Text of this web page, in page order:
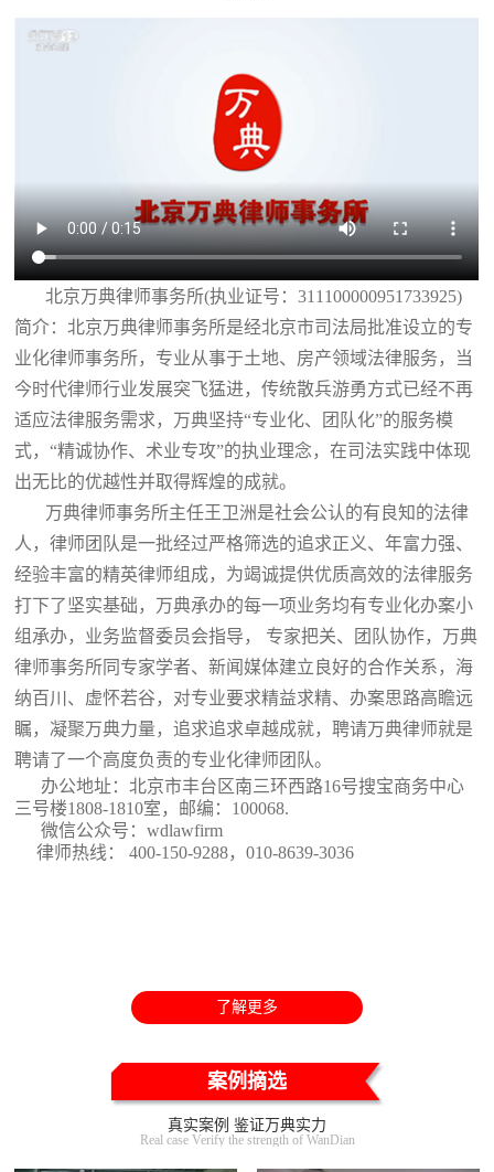
北京万典律师事务所(执业证号：311100000951733925)
简介：北京万典律师事务所是经北京市司法局批准设立的专
业化律师事务所，专业从事于土地、房产领域法律服务，当
今时代律师行业发展突飞猛进，传统散兵游勇方式已经不再
适应法律服务需求，万典坚持“专业化、团队化”的服务模
式，“精诚协作、术业专攻”的执业理念，在司法实践中体现
出无比的优越性并取得辉煌的成就。
万典律师事务所主任王卫洲是社会公认的有良知的法律
人，律师团队是一批经过严格筛选的追求正义、年富力强、
经验丰富的精英律师组成，为竭诚提供优质高效的法律服务
打下了坚实基础，万典承办的每一项业务均有专业化办案小
组承办，业务监督委员会指导， 专家把关、团队协作，万典
律师事务所同专家学者、新闻媒体建立良好的合作关系，海
纳百川、虚怀若谷，对专业要求精益求精、办案思路高瞻远
瞩，凝聚万典力量，追求追求卓越成就，聘请万典律师就是
聘请了一个高度负责的专业化律师团队。
办公地址：北京市丰台区南三环西路16号搜宝商务中心
三号楼1808-1810室 ，邮编：100068.
微信公众号：wdlawfirm
律师热线： 400-150-9288，010-8639-3036
了解更多
案例摘选
真实案例 鉴证万典实力
Real case Verify the strength of WanDian